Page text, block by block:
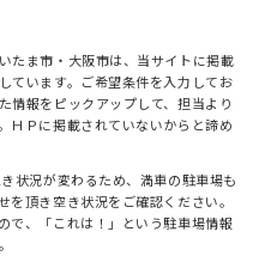
たま市・大阪市は、当サイトに掲載
ています。ご希望条件を入力してお
情報をピックアップして、担当より
ＨＰに掲載されていないからと諦め
状況が変わるため、満車の駐車場も
頂き空き状況をご確認ください。
で、「これは！」という駐車場情報